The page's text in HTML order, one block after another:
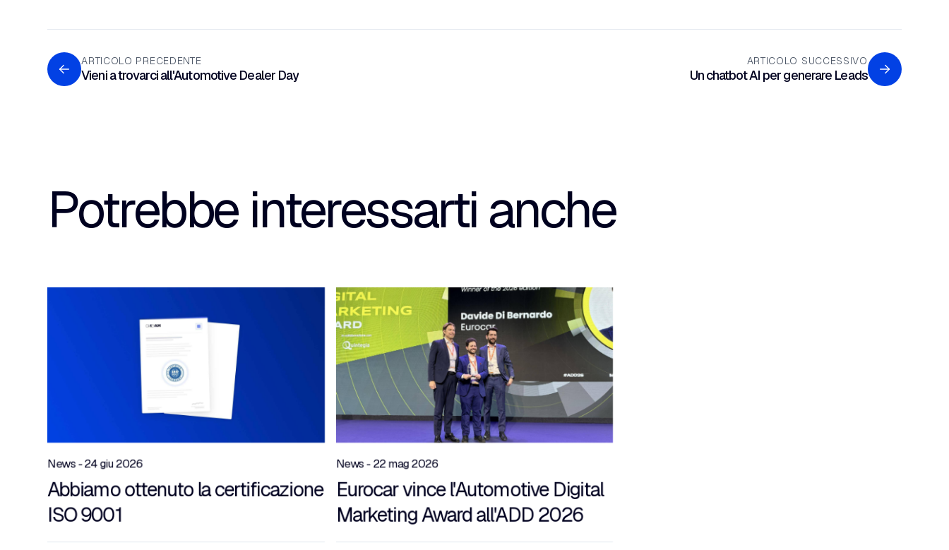
ARTICOLO PRECEDENTE
Vieni a trovarci all'Automotive Dealer Day
ARTICOLO SUCCESSIVO
Un chatbot AI per generare Leads
Potrebbe interessarti anche
News - 24 giu 2026
Abbiamo ottenuto la certificazione
ISO 9001
News - 22 mag 2026
Eurocar vince l'Automotive Digital
Marketing Award all'ADD 2026